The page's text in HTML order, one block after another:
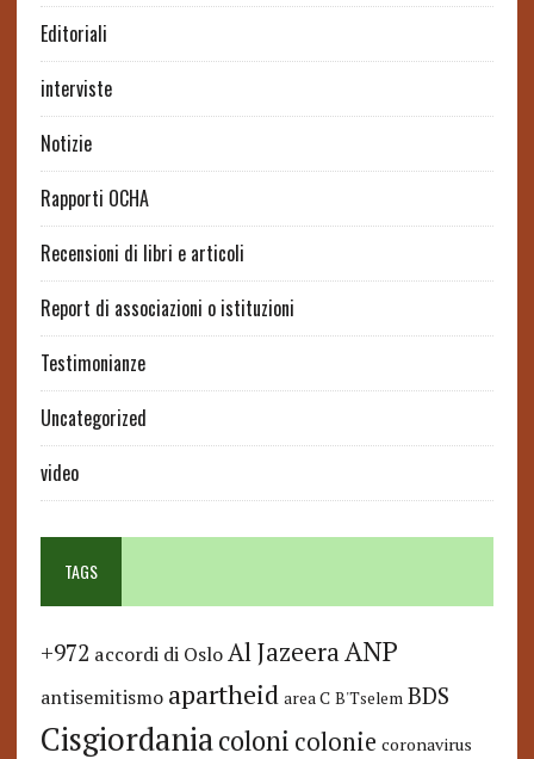
Editoriali
interviste
Notizie
Rapporti OCHA
Recensioni di libri e articoli
Report di associazioni o istituzioni
Testimonianze
Uncategorized
video
TAGS
+972 accordi di Oslo Al JazeeraANP
antisemitismo apartheid area C B'Tselem BDS
Cisgiordaniacoloni colonie coronavirus